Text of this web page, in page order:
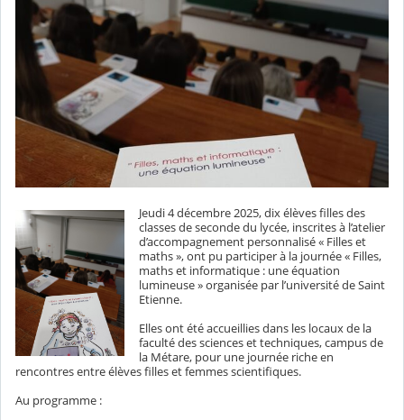
Jeudi 4 décembre 2025, dix élèves filles des
classes de seconde du lycée, inscrites à l’atelier
d’accompagnement personnalisé « Filles et
maths », ont pu participer à la journée « Filles,
maths et informatique : une équation
lumineuse » organisée par l’université de Saint
Etienne.
Elles ont été accueillies dans les locaux de la
faculté des sciences et techniques, campus de
la Métare, pour une journée riche en
rencontres entre élèves filles et femmes scientifiques.
Au programme :